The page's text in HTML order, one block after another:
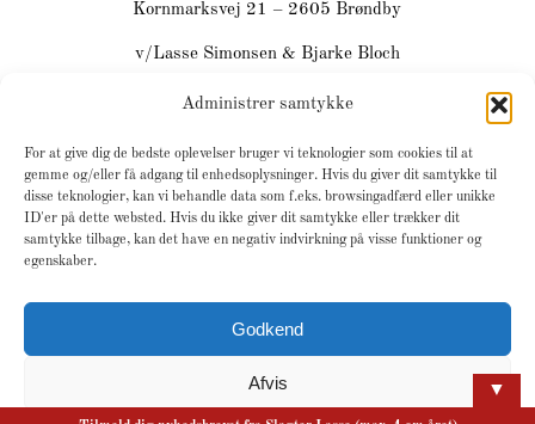
Administrer samtykke
For at give dig de bedste oplevelser bruger vi teknologier som cookies til at
gemme og/eller få adgang til enhedsoplysninger. Hvis du giver dit samtykke til
disse teknologier, kan vi behandle data som f.eks. browsingadfærd eller unikke
ID'er på dette websted. Hvis du ikke giver dit samtykke eller trækker dit
samtykke tilbage, kan det have en negativ indvirkning på visse funktioner og
egenskaber.
Godkend
Afvis
Kornmarksvej 21 – 2605 Brøndby
v/Lasse Simonsen & Bjarke Bloch
Email:info@slagterlasse.dk
DK-39310279
▼